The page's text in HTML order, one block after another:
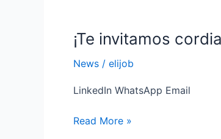
¡Te invitamos
News / elijob
LinkedIn WhatsApp Email
cordialmente
nuestro
evento
lanzamiento
Read More »